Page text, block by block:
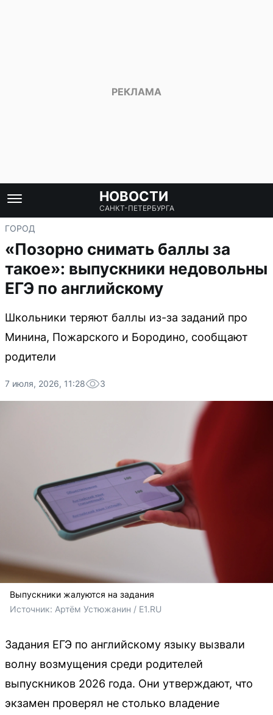
НОВОСТИ
САНКТ-ПЕТЕРБУРГА
ГОРОД
«Позорно снимать баллы за
такое»: выпускники недовольны
ЕГЭ по английскому
Школьники теряют баллы из-за заданий про
Минина, Пожарского и Бородино, сообщают
родители
7 июля, 2026, 11:28 3
Выпускники жалуются на задания
Источник: Артём Устюжанин / E1.RU
Задания ЕГЭ по английскому языку вызвали
волну возмущения среди родителей
выпускников 2026 года. Они утверждают, что
экзамен проверял не столько владение